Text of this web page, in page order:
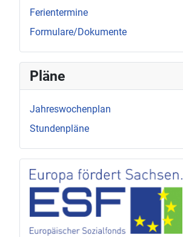
Ferientermine
Formulare/Dokumente
Pläne
Jahreswochenplan
Stundenpläne